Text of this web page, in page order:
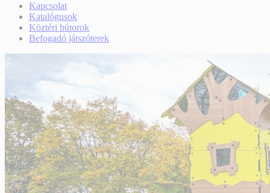
Kapcsolat
Katalógusok
Köztéri bútorok
Befogadó játszóterek